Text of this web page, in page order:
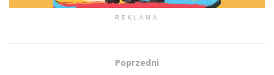
REKLAMA
Poprzedni